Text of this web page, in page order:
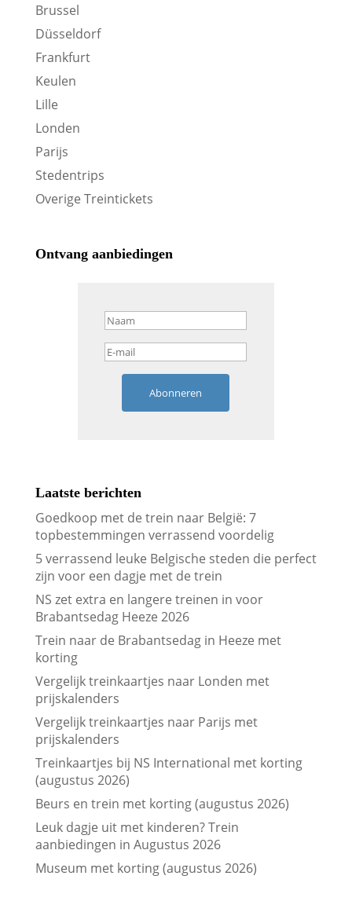
Brussel
Düsseldorf
Frankfurt
Keulen
Lille
Londen
Parijs
Stedentrips
Overige Treintickets
Ontvang aanbiedingen
Abonneren
Laatste berichten
Goedkoop met de trein naar België: 7
topbestemmingen verrassend voordelig
5 verrassend leuke Belgische steden die perfect
zijn voor een dagje met de trein
NS zet extra en langere treinen in voor
Brabantsedag Heeze 2026
Trein naar de Brabantsedag in Heeze met
korting
Vergelijk treinkaartjes naar Londen met
prijskalenders
Vergelijk treinkaartjes naar Parijs met
prijskalenders
Treinkaartjes bij NS International met korting
(augustus 2026)
Beurs en trein met korting (augustus 2026)
Leuk dagje uit met kinderen? Trein
aanbiedingen in Augustus 2026
Museum met korting (augustus 2026)